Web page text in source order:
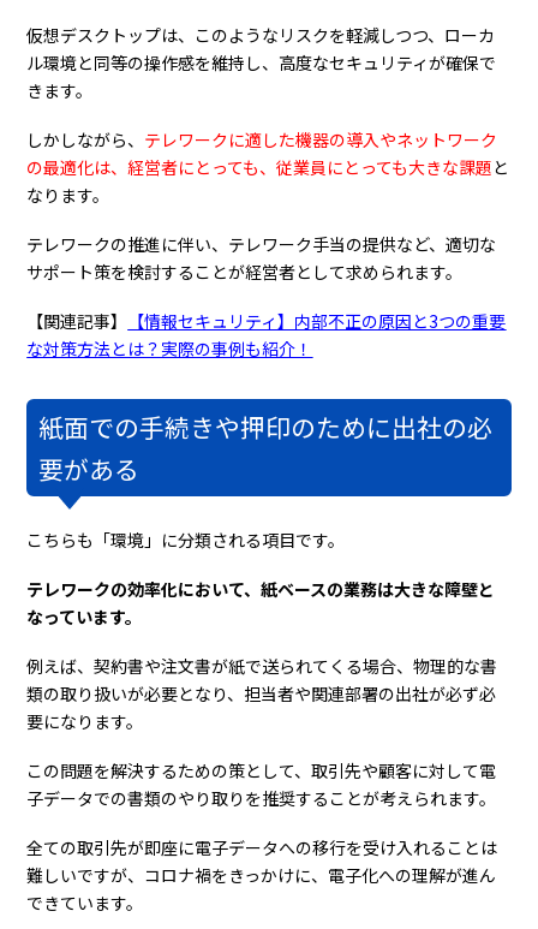
仮想デスクトップは、このようなリスクを軽減しつつ、ローカ
ル環境と同等の操作感を維持し、高度なセキュリティが確保で
きます。
しかしながら、 テレワークに適した機器の導入やネットワーク
の最適化は、経営者にとっても、従業員にとっても大きな課題と
なります。
テレワークの推進に伴い、テレワーク手当の提供など、適切な
サポート策を検討することが経営者として求められます。
【関連記事】
【情報セキュリティ】内部不正の原因と3つの重要
な対策方法とは？実際の事例も紹介！
紙面での手続きや押印のために出社の必
要がある
こちらも「環境」に分類される項目です。
テレワークの効率化において、紙ベースの業務は大きな障壁と
なっています。
例えば、契約書や注文書が紙で送られてくる場合、物理的な書
類の取り扱いが必要となり、担当者や関連部署の出社が必ず必
要になります。
この問題を解決するための策として、取引先や顧客に対して電
子データでの書類のやり取りを推奨することが考えられます。
全ての取引先が即座に電子データへの移行を受け入れることは
難しいですが、コロナ禍をきっかけに、電子化への理解が進ん
できています。